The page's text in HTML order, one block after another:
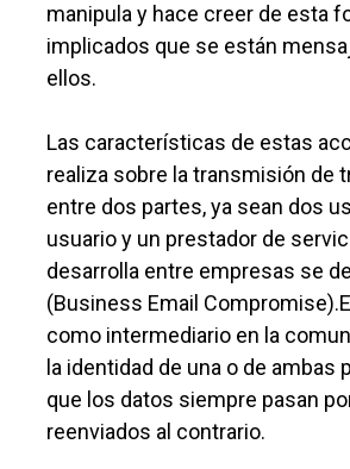
manipula y hace creer de esta
implicados que se están
ellos.
Las características de estas
realiza sobre la transmisión de
entre dos partes, ya sean dos
usuario y un prestador de
desarrolla entre empresas se
(Business Email
como intermediario en la
la identidad de una o de ambas
que los datos siempre pasan
reenviados al contrario.